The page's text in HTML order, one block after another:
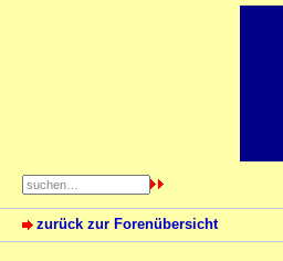
zurück zur Forenübersicht